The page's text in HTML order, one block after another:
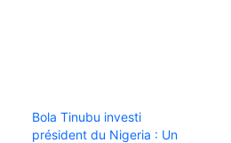
Bola Tinubu investi
président du Nigeria : Un